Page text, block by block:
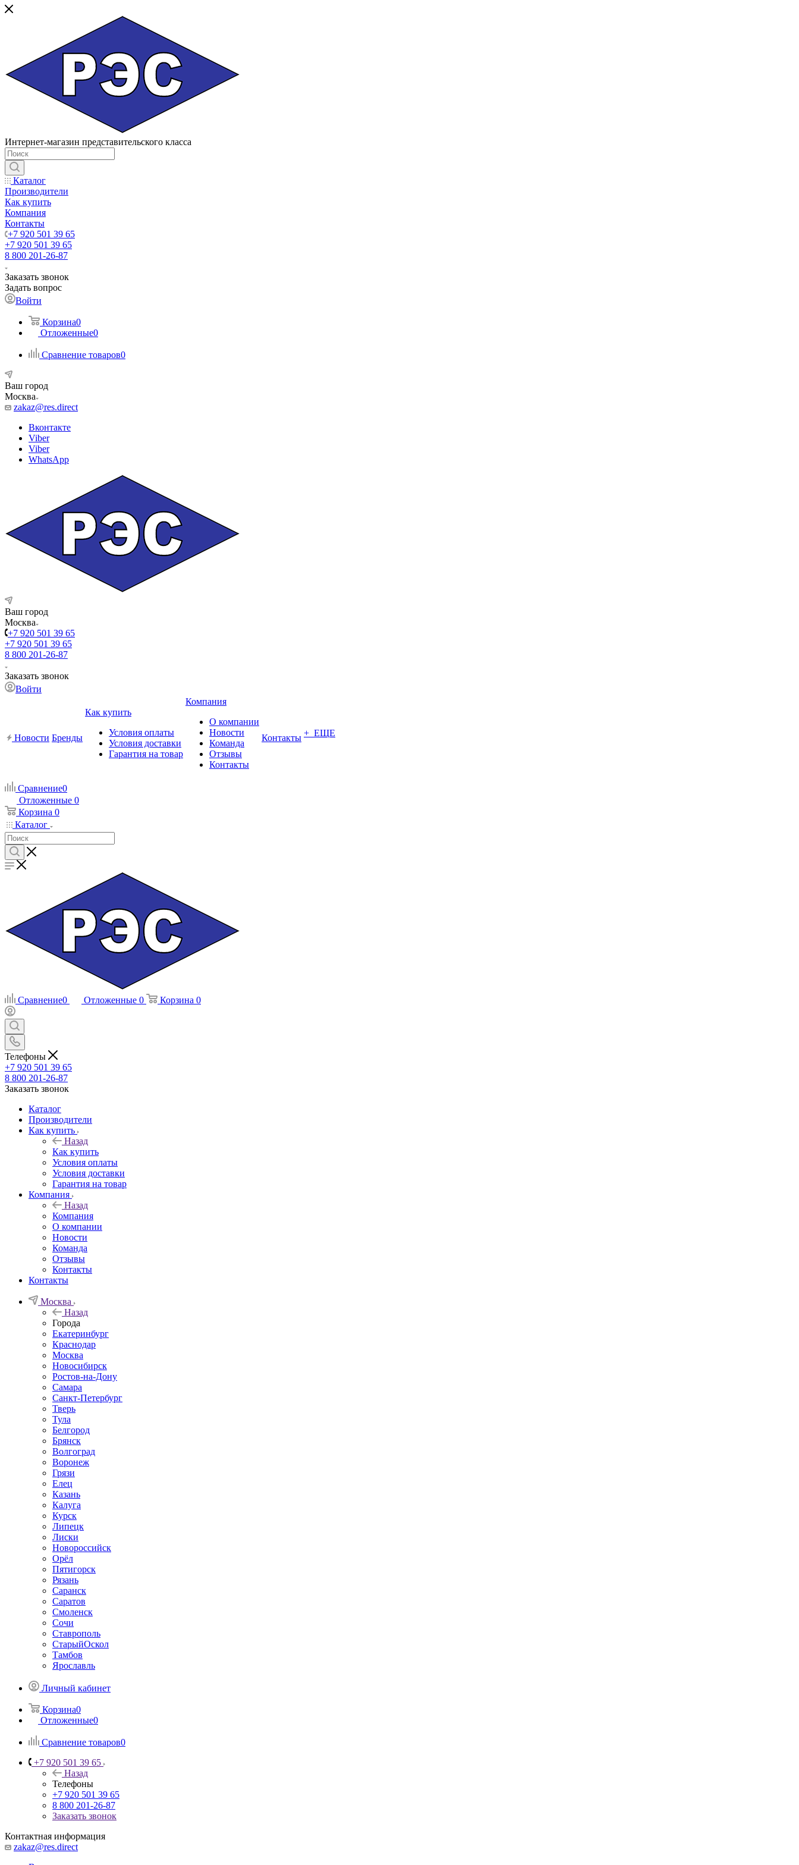
Интернет-магазин представительского класса
Каталог
Производители
Как купить
Компания
Контакты
+7 920 501 39 65
+7 920 501 39 65
8 800 201-26-87
Заказать звонок
Задать вопрос
Войти
Корзина0
Отложенные0
Сравнение товаров0
Ваш город
Москва
zakaz@res.direct
Вконтакте
Viber
Viber
WhatsApp
Ваш город
Москва
+7 920 501 39 65
+7 920 501 39 65
8 800 201-26-87
Заказать звонок
Войти
Новости Бренды
Как купить
Условия оплаты
Условия доставки
Гарантия на товар
Компания
О компании
Новости
Команда
Отзывы
Контакты
Контакты + ЕЩЕ
Сравнение0
Отложенные 0
Корзина 0
Каталог
Сравнение0 Отложенные 0 Корзина 0
Телефоны
+7 920 501 39 65
8 800 201-26-87
Заказать звонок
Каталог
Производители
Как купить
Назад
Как купить
Условия оплаты
Условия доставки
Гарантия на товар
Компания
Назад
Компания
О компании
Новости
Команда
Отзывы
Контакты
Контакты
Москва
Назад
Города
Екатеринбург
Краснодар
Москва
Новосибирск
Ростов-на-Дону
Самара
Санкт-Петербург
Тверь
Тула
Белгород
Брянск
Волгоград
Воронеж
Грязи
Елец
Казань
Калуга
Курск
Липецк
Лиски
Новороссийск
Орёл
Пятигорск
Рязань
Саранск
Саратов
Смоленск
Сочи
Ставрополь
СтарыйОскол
Тамбов
Ярославль
Личный кабинет
Корзина0
Отложенные0
Сравнение товаров0
+7 920 501 39 65
Назад
Телефоны
+7 920 501 39 65
8 800 201-26-87
Заказать звонок
Контактная информация
zakaz@res.direct